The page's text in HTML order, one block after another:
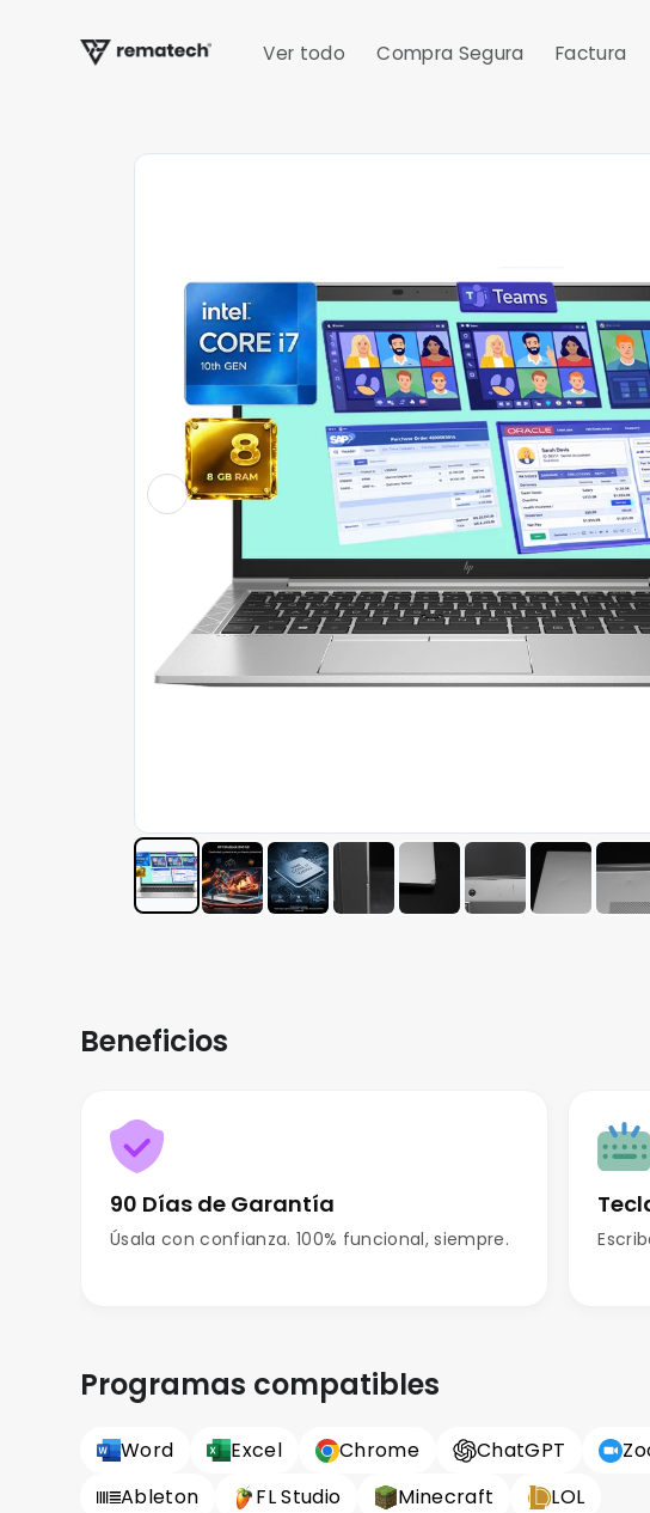
al contenido
Ver todo Compra Segura Factura
Beneficios
90 Días de Garantía
Úsala con confianza. 100% funcional, siempre.
Programas compatibles
Word Excel Chrome ChatGPT
Ableton
FL Studio Minecraft LOL